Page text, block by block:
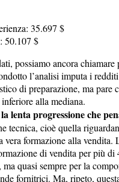
35.697 $
50.107 $
possiamo ancora
l’analisi imputa i
di preparazione, ma pare
alla mediana.
lenta progressione che
tecnica, cioè quella
vera formazione alla vendita.
di vendita per più
quasi sempre per la
fornitrici. Ma, ripeto,